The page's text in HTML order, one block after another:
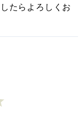
たらよろしくお